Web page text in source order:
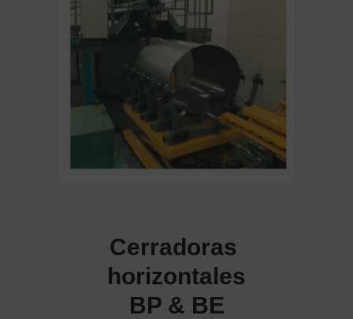
Cerradoras ​​
horizontales
BP & BE